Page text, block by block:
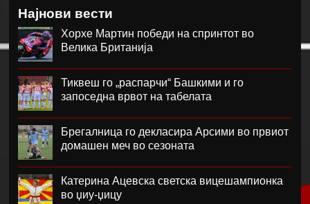
Најнови вести
Хорхе Мартин победи на спринтот во
Велика Британија
Тиквеш го „распарчи“ Башкими и го
запоседна врвот на табелата
Брегалница го декласира Арсими во првиот
домашен меч во сезоната
Катерина Ацевска светска вицешампионка
во џиу-џицу